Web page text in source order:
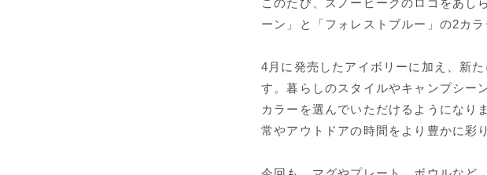
ーン」と「フォレストブルー」の2カ
4月に発売したアイボリーに加え、新
す。暮らしのスタイルやキャンプシー
カラーを選んでいただけるようになり
常やアウトドアの時間をより豊かに彩